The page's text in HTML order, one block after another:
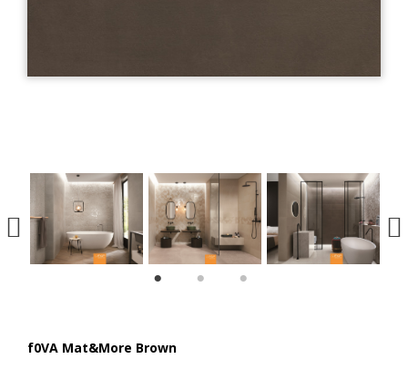
f0VA Mat&More Brown